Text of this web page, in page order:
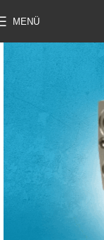
MENÜ